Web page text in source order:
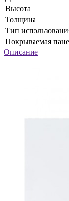
Высота
Толщина
Тип
Покрываемая
Описание